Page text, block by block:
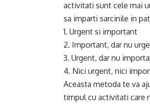
activitati sunt cele mai
sa imparti sarcinile in
1. Urgent si important
2. Important, dar nu
3. Urgent, dar nu
4. Nici urgent, nici
Aceasta metoda te va
timpul cu activitati care